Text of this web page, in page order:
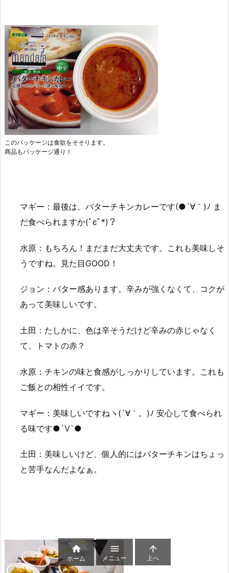
このパッケージは食欲をそそります。
商品もパッケージ通り！
マギー：最後は、バターチキンカレーです(●´∀｀)ﾉ ま
だ食べられますか(ﾟεﾟ*)？
水原：もちろん！まだまだ大丈夫です。これも美味しそ
うですね。見た目GOOD！
ジョン：バター感あります。辛みが強くなくて、コクが
あって美味しいです。
土田：たしかに、色は辛そうだけど辛みの赤じゃなく
て、トマトの赤？
水原：チキンの味と食感がしっかりしています。これも
ご飯との相性イイです。
マギー：美味しいですねヽ(´∀｀。)ﾉ 安心して食べられ
る味です●´Ⅴ`●
土田：美味しいけど、個人的にはバターチキンはちょっ
と苦手なんだよなぁ。

ホーム

メニュー

上へ